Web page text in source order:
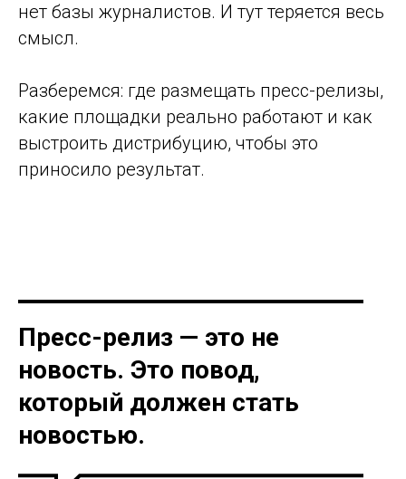
нет базы журналистов. И тут теряется весь
смысл.
Разберемся: где размещать пресс-релизы,
какие площадки реально работают и как
выстроить дистрибуцию, чтобы это
приносило результат.
Пресс-релиз — это не
новость. Это повод,
который должен стать
новостью.